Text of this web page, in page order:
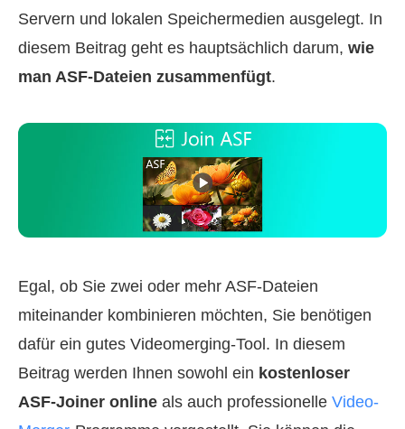
Servern und lokalen Speichermedien ausgelegt. In
diesem Beitrag geht es hauptsächlich darum, wie
man ASF-Dateien zusammenfügt.
Egal, ob Sie zwei oder mehr ASF-Dateien
miteinander kombinieren möchten, Sie benötigen
dafür ein gutes Videomerging-Tool. In diesem
Beitrag werden Ihnen sowohl ein kostenloser
ASF-Joiner online als auch professionelle Video-